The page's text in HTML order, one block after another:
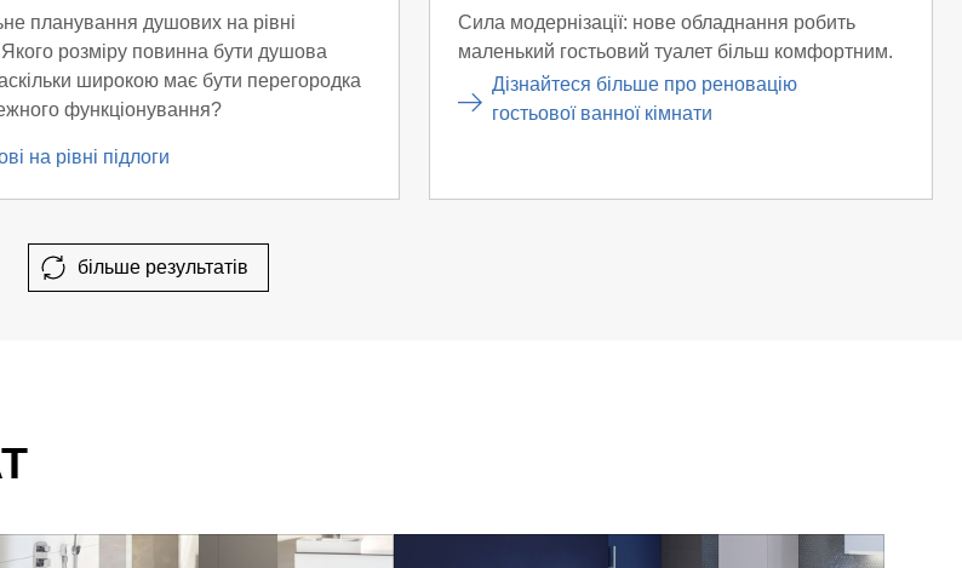
планування душових на рівні
Якого розміру повинна бути душова
широкою має бути перегородка
функціонування?
на рівні підлоги
Сила модернізації: нове обладнання робить
маленький гостьовий туалет більш комфортним.
Дізнайтеся більше про реновацію
гостьової ванної кімнати
більше результатів